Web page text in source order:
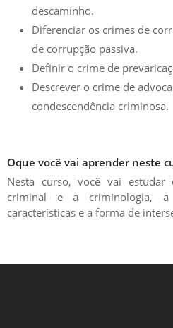
descaminho.
Diferenciar os crimes de
​​​​​​​de corrupção passiva.
Definir o crime de
Descrever o crime de
​​​​​​​condescendência criminosa.
Oque você vai aprender neste
Nesta curso, você vai
criminal e a criminologia,
características e a forma de